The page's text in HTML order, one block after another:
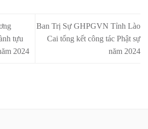
tựu
2024
Ban Trị Sự GHPGVN Tỉnh Lào
Cai tổng kết công tác Phật sự
năm 2024